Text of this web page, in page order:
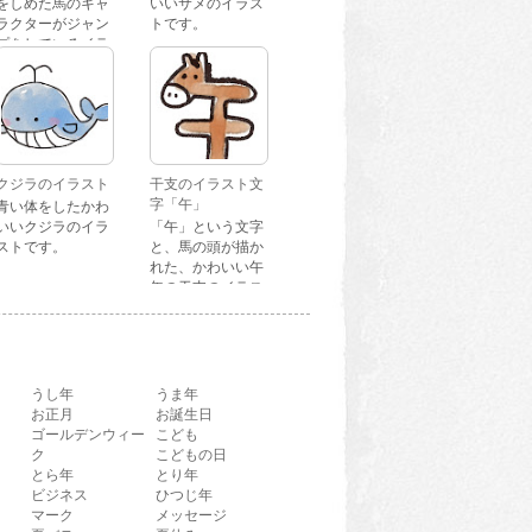
しめた馬のキャ
クターがジャン
をしているイラ
トです。
いいサメのイラス
トです。
ジラのイラスト
い体をしたかわ
いクジラのイラ
トです。
干支のイラスト文
字「午」
「午」という文字
と、馬の頭が描か
れた、かわいい午
年の干支のイラス
うし年
うま年
お正月
お誕生日
ゴールデンウィー
ク
こども
こどもの日
とら年
とり年
ビジネス
ひつじ年
マーク
メッセージ